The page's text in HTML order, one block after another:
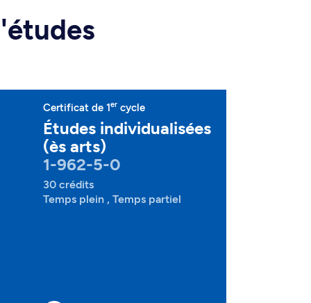
Certificat de 1er cycle
Études individualisées
(ès arts)
1-962-5-0
30 crédits
Temps plein , Temps partiel